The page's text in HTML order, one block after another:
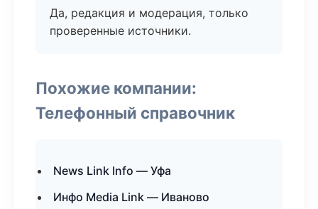
Да, редакция и модерация, только
проверенные источники.
Похожие компании:
Телефонный справочник
News Link Info — Уфа
Инфо Media Link — Иваново